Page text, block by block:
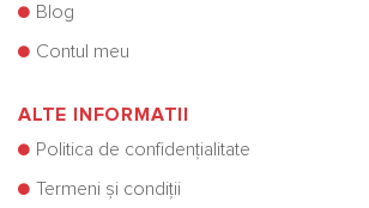
Blog
Contul meu
ALTE INFORMATII
Politica de confidențialitate
Termeni și condiții